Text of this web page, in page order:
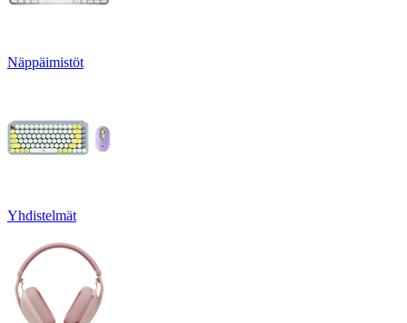
Näppäimistöt
Yhdistelmät